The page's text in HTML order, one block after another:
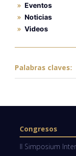
Eventos
Noticias
Videos
Palabras claves:
Congresos
II Simposium